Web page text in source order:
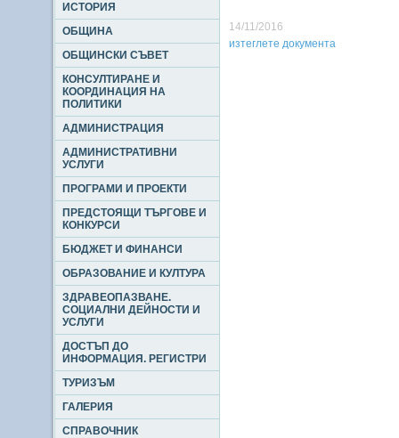
ИСТОРИЯ
ОБЩИНА
ОБЩИНСКИ СЪВЕТ
КОНСУЛТИРАНЕ И
КООРДИНАЦИЯ НА
ПОЛИТИКИ
АДМИНИСТРАЦИЯ
АДМИНИСТРАТИВНИ
УСЛУГИ
ПРОГРАМИ И ПРОЕКТИ
ПРЕДСТОЯЩИ ТЪРГОВЕ И
КОНКУРСИ
БЮДЖЕТ И ФИНАНСИ
ОБРАЗОВАНИЕ И КУЛТУРА
ЗДРАВЕОПАЗВАНЕ.
СОЦИАЛНИ ДЕЙНОСТИ И
УСЛУГИ
ДОСТЪП ДО
ИНФОРМАЦИЯ. РЕГИСТРИ
ТУРИЗЪМ
ГАЛЕРИЯ
СПРАВОЧНИК
14/11/2016
изтеглете документа